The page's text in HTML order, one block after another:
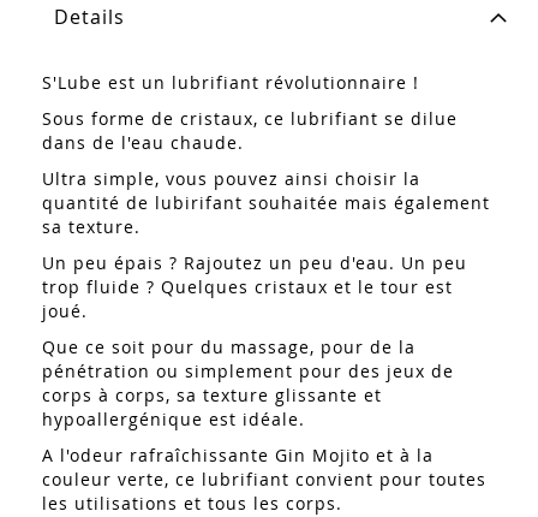
Details
S'Lube est un lubrifiant révolutionnaire !
Sous forme de cristaux, ce lubrifiant se dilue
dans de l'eau chaude.
Ultra simple, vous pouvez ainsi choisir la
quantité de lubirifant souhaitée mais également
sa texture.
Un peu épais ? Rajoutez un peu d'eau. Un peu
trop fluide ? Quelques cristaux et le tour est
joué.
Que ce soit pour du massage, pour de la
pénétration ou simplement pour des jeux de
corps à corps, sa texture glissante et
hypoallergénique est idéale.
A l'odeur rafraîchissante Gin Mojito et à la
couleur verte, ce lubrifiant convient pour toutes
les utilisations et tous les corps.